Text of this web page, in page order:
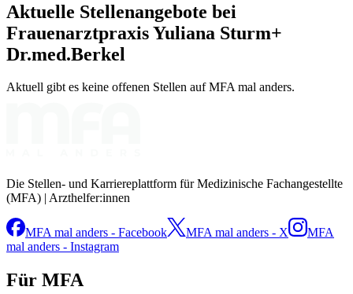
Aktuelle Stellenangebote bei
Frauenarztpraxis Yuliana Sturm+
Dr.med.Berkel
Aktuell gibt es keine offenen Stellen auf MFA mal anders.
Die Stellen- und Karriereplattform für Medizinische Fachangestellte
(MFA) | Arzthelfer:innen
MFA mal anders - Facebook MFA mal anders - X
MFA
mal anders - Instagram
Für MFA